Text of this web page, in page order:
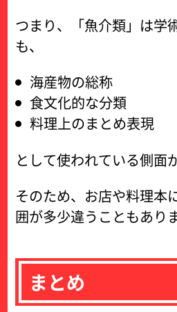
つまり、「魚介類」は学
も、
海産物の総称
食文化的な分類
料理上のまとめ表現
として使われている側面
そのため、お店や料理本
囲が多少違うこともあり
まとめ